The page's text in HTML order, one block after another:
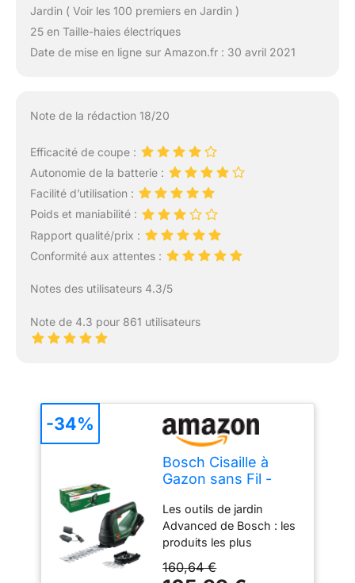
Jardin ( Voir les 100 premiers en Jardin )
25 en Taille-haies électriques
Date de mise en ligne sur Amazon.fr : 30 avril 2021
Note de la rédaction 18/20
Efficacité de coupe :
Autonomie de la batterie :
Facilité d’utilisation :
Poids et maniabilité :
Rapport qualité/prix :
Conformité aux attentes :
Notes des utilisateurs 4.3/5
Note de 4.3 pour 861 utilisateurs
Bosch Cisaille à
Gazon sans Fil -
18V-10
Les outils de jardin
Advanced de Bosch : les
produits les plus
tâches les plus
160,64 €
-34%